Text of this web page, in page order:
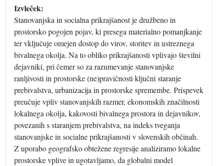
Izvleček:
Stanovanjska in socialna prikrajšanost je družbeno in
prostorsko pogojen pojav, ki presega materialno pomanjkanje
ter vključuje omejen dostop do virov, storitev in ustreznega
bivalnega okolja. Na to obliko prikrajšanosti vplivajo številni
dejavniki, pri čemer so za razumevanje stanovanjske
ranljivosti in prostorske (ne)pravičnosti ključni staranje
prebivalstva, urbanizacija in prostorske spremembe. Prispevek
preučuje vpliv stanovanjskih razmer, ekonomskih značilnosti
lokalnega okolja, kakovosti bivalnega prostora in dejavnikov,
povezanih s staranjem prebivalstva, na indeks tveganja
stanovanjske in socialne prikrajšanosti v slovenskih občinah.
Z uporabo geografsko obtežene regresije analiziramo lokalne
prostorske vplive in ugotavljamo, da globalni model